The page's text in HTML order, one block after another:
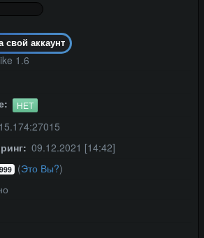
свой аккаунт
1.6
НЕТ
09.12.2021 [14:42]
(Это Вы?)